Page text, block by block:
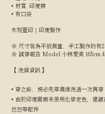
• 材質 印度棉
• 有口袋
木刻蓋印｜印度製作
☼ 尺寸皆為平放測量，手工製作約有
☼ 試穿報告 Model 小林愛美 165cm
【 洗滌資訊 】
• 穿之前，務必先單獨清洗過一次再穿
• 由於印度廠商未使用化學定色，建
包包等配件